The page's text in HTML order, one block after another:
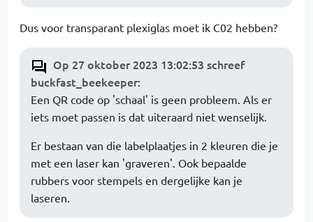
Dus voor transparant plexiglas moet ik C02 hebben?
Op 27 oktober 2023 13:02:53 schreef
buckfast_beekeeper:
Een QR code op 'schaal' is geen probleem. Als er
iets moet passen is dat uiteraard niet wenselijk.
Er bestaan van die labelplaatjes in 2 kleuren die je
met een laser kan 'graveren'. Ook bepaalde
rubbers voor stempels en dergelijke kan je
laseren.